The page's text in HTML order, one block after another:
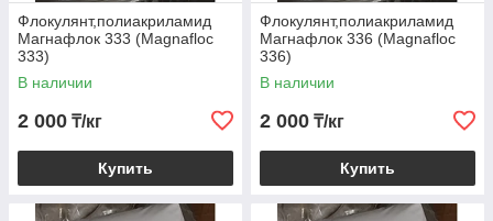
Флокулянт,полиакриламид
Магнафлок 333 (Magnafloc
333)
В наличии
2 000 ₸/кг
Купить
Флокулянт,полиакриламид
Магнафлок 336 (Magnafloc
336)
В наличии
2 000 ₸/кг
Купить